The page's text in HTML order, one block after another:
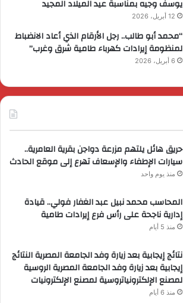
يوسف وجيه بمناسبة عيد الميلاد المجيد
12 أبريل، 2026
“محمد أبو طالب.. رجل الأرقام الذي أعاد الانضباط
لمنظومة إيرادات كهرباء طامية شرق وغرب”
6 أبريل، 2026
حريق هائل يلتهم مزرعة دواجن بقرية العامرية..
سيارات الإطفاء والإسعاف تهرع إلى موقع الحادث
منذ يوم واحد
المحاسب محمد نبيل عبد الغفار فولي.. قيادة
إدارية ناجحة على رأس فرع إيرادات طامية
منذ 5 أيام
نتائج إيجابية بعد زيارة وفد الجامعة المصرية النتائج
إيجابية بعد زيارة وفد الجامعة المصرية الروسية
لمصنع الإلكترونياتروسية لمصنع الإلكترونيات
منذ 6 أيام